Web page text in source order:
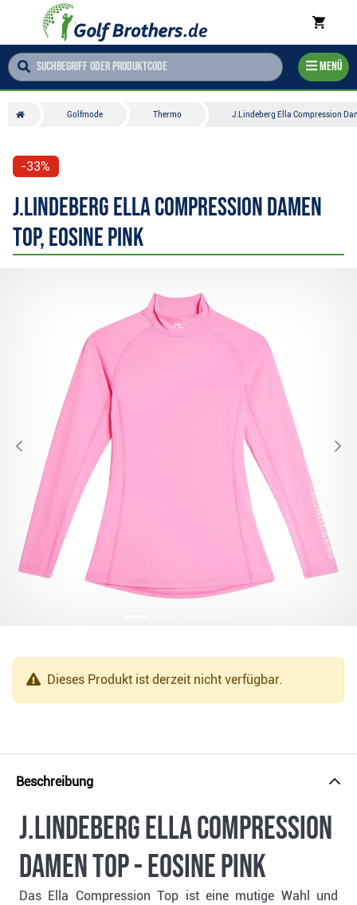
Menü
Golfmode Thermo J.Lindeberg Ella Compression
-33%
J.Lindeberg Ella Compression Damen
Top, eosine pink
Dieses Produkt ist derzeit nicht verfügbar.
Beschreibung
J.Lindeberg Ella Compression
Damen Top - eosine pink
Das Ella Compression Top ist eine mutige Wahl und